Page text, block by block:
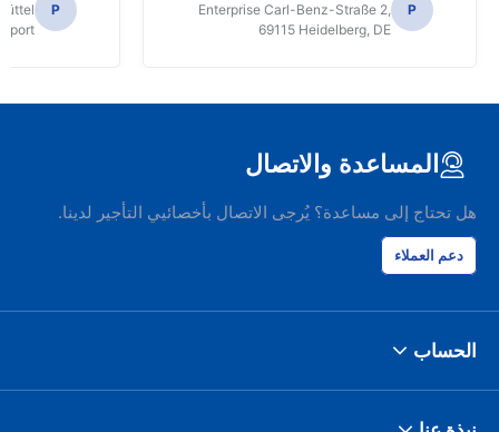
P
Enterprise Carl-Benz-Straße 2,
69115 Heidelberg, DE
P
المساعدة والاتصال
هل تحتاج إلى مساعدة؟ يُرجى الاتصال بأخصائيي التأجير لدينا.
دعم العملاء
الحساب